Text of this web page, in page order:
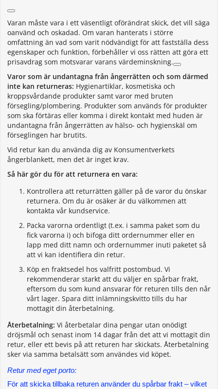
Varan måste vara i ett väsentligt oförändrat skick, det vill säga
oanvänd och oskadad. Om varan hanterats i större
omfattning än vad som varit nödvändigt för att fastställa dess
egenskaper och funktion, förbehåller vi oss rätten att göra ett
prisavdrag som motsvarar varans värdeminskning.
Varor som är undantagna från ångerrätten och som därmed
inte kan returneras: Hygienartiklar, kosmetiska och
kroppsvårdande produkter samt varor med bruten
försegling/plombering. Produkter som används för produkter
som ska förtäras eller komma i direkt kontakt med huden är
undantagna från ångerrätten av hälso- och hygienskäl om
förseglingen har brutits.
Vid retur kan du använda dig av Konsumentverkets
ångerblankett, men det är inget krav.
Så här gör du för att returnera en vara:
Kontrollera att returrätten gäller på de varor du önskar
returnera. Om du är osäker är du välkommen att
kontakta vår kundservice.
Packa varorna ordentligt (t.ex. i samma paket som du
fick varorna i) och bifoga ditt ordernummer eller en
lapp med ditt namn och ordernummer inuti paketet så
att vi kan identifiera din retur.
Köp en fraktsedel hos valfritt postombud. Vi
rekommenderar starkt att du väljer en spårbar frakt,
eftersom du som kund ansvarar för returen tills den når
vårt lager. Spara ditt inlämningskvitto tills du har
mottagit din återbetalning.
Återbetalning: Vi återbetalar dina pengar utan onödigt
dröjsmål och senast inom 14 dagar från det att vi mottagit din
retur, eller ett bevis på att returen har skickats. Återbetalning
sker via samma betalsätt som användes vid köpet.
Retur med eget porto:
För att skicka tillbaka returen använder du spårbar frakt – vilket